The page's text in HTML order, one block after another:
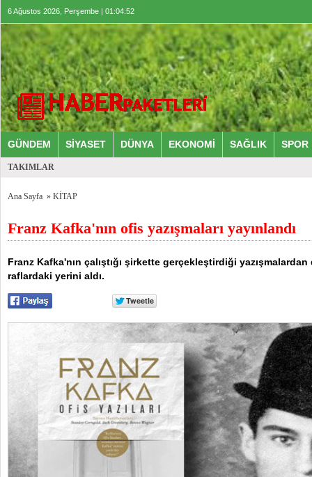
6 Ağustos 2026, Perşembe | 01:04:53
GÜNDEM SİYASET DÜNYA EKONOMİ SAĞLIK SPOR
TAKIMLAR
Ana Sayfa » KİTAP
Franz Kafka'nın ofis yazışmaları yayınlandı
Franz Kafka'nın çalıştığı şirkette gerçekleştirdiği
raflardaki yerini aldı.